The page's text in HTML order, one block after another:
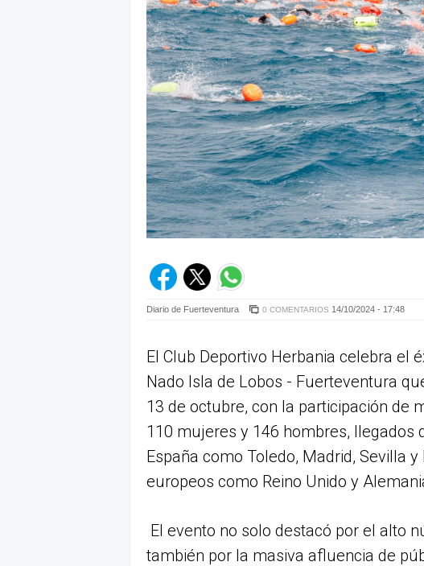
Diario de Fuerteventura 0 COMENTARIOS 14/10/2024 - 17:48
El Club Deportivo Herbania celebra el
Nado Isla de Lobos - Fuerteventura
13 de octubre, con la participación de
110 mujeres y 146 hombres, llegados
España como Toledo, Madrid, Sevilla
europeos como Reino Unido y
El evento no solo destacó por el alto
también por la masiva afluencia de